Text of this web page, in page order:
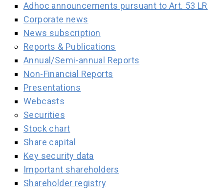
Adhoc announcements pursuant to Art. 53 LR
Corporate news
News subscription
Reports & Publications
Annual/Semi-annual Reports
Non-Financial Reports
Presentations
Webcasts
Securities
Stock chart
Share capital
Key security data
Important shareholders
Shareholder registry